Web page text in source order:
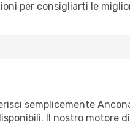
per consigliarti le
semplicemente
Il nostro motore